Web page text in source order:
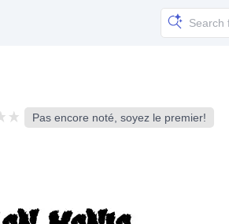
Pas encore noté, soyez le premier!